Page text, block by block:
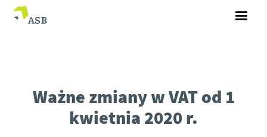
Ważne zmiany w VAT od 1
kwietnia 2020 r.